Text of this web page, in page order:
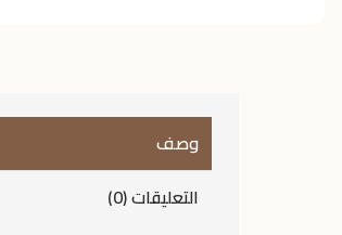
وصف
التعليقات (0)